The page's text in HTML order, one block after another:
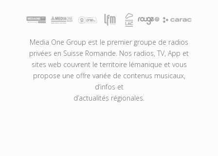
Media One Group est le premier groupe de radios
privées en Suisse Romande. Nos radios, TV, App et
sites web couvrent le territoire lémanique et vous
propose une offre variée de contenus musicaux,
d’infos et
d’actualités régionales.